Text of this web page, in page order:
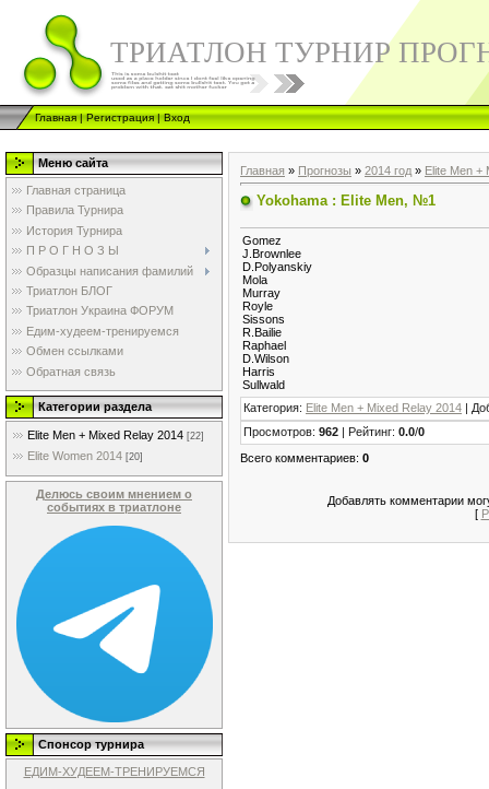
ТРИАТЛОН ТУРНИР
Главная|Регистрация|Вход
Меню сайта
Главная страница
Правила Турнира
История Турнира
П Р О Г Н О З Ы
Образцы написания фамилий
Триатлон БЛОГ
Триатлон Украина ФОРУМ
Едим-худеем-тренируемся
Обмен ссылками
Обратная связь
Категории раздела
Elite Men + Mixed Relay 2014 [22]
Elite Women 2014 [20]
Делюсь своим мнением о
событиях в триатлоне
Спонсор турнира
ЕДИМ-ХУДЕЕМ-ТРЕНИРУЕМСЯ
Главная » Прогнозы » 2014 год » Elite Men +
Yokohama : Elite Men, №1
Gomez
J.Brownlee
D.Polyanskiy
Mola
Murray
Royle
Sissons
R.Bailie
Raphael
D.Wilson
Harris
Sullwald
Категория: Elite Men + Mixed Relay 2014 |
Просмотров: 962 | Рейтинг: 0.0/0
Всего комментариев: 0
Добавлять комментарии
[